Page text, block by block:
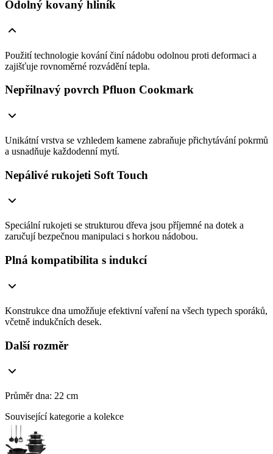
Odolný kovaný hliník
Použití technologie kování činí nádobu odolnou proti deformaci a
zajišťuje rovnoměrné rozvádění tepla.
Nepřilnavý povrch Pfluon Cookmark
Unikátní vrstva se vzhledem kamene zabraňuje přichytávání pokrmů
a usnadňuje každodenní mytí.
Nepálivé rukojeti Soft Touch
Speciální rukojeti se strukturou dřeva jsou příjemné na dotek a
zaručují bezpečnou manipulaci s horkou nádobou.
Plná kompatibilita s indukcí
Konstrukce dna umožňuje efektivní vaření na všech typech sporáků,
včetně indukčních desek.
Další rozměr
Průměr dna: 22 cm
Související kategorie a kolekce